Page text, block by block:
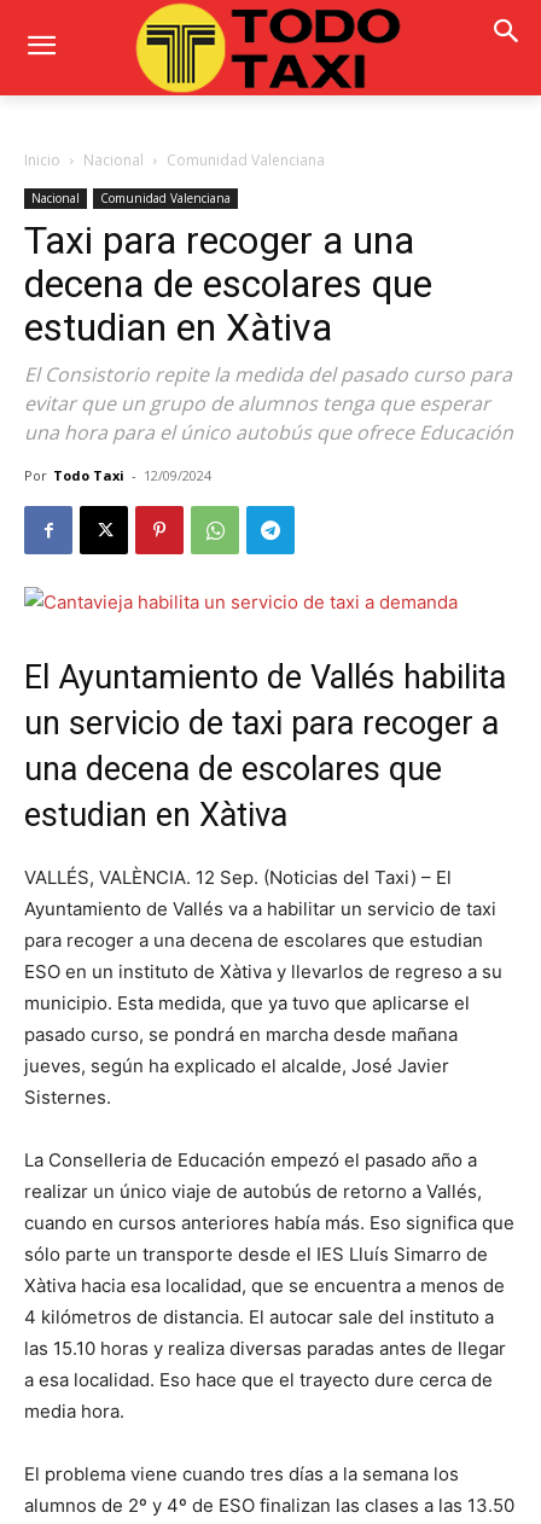
Inicio Nacional Comunidad Valenciana
Nacional Comunidad Valenciana
Taxi para recoger a una
decena de escolares que
estudian en Xàtiva
El Consistorio repite la medida del pasado curso para
evitar que un grupo de alumnos tenga que esperar
una hora para el único autobús que ofrece Educación
Por Todo Taxi - 12/09/2024
El Ayuntamiento de Vallés habilita
un servicio de taxi para recoger a
una decena de escolares que
estudian en Xàtiva
VALLÉS, VALÈNCIA. 12 Sep. (Noticias del Taxi) – El
Ayuntamiento de Vallés va a habilitar un servicio de taxi
para recoger a una decena de escolares que estudian
ESO en un instituto de Xàtiva y llevarlos de regreso a su
municipio. Esta medida, que ya tuvo que aplicarse el
pasado curso, se pondrá en marcha desde mañana
jueves, según ha explicado el alcalde, José Javier
Sisternes.
La Conselleria de Educación empezó el pasado año a
realizar un único viaje de autobús de retorno a Vallés,
cuando en cursos anteriores había más. Eso significa que
sólo parte un transporte desde el IES Lluís Simarro de
Xàtiva hacia esa localidad, que se encuentra a menos de
4 kilómetros de distancia. El autocar sale del instituto a
las 15.10 horas y realiza diversas paradas antes de llegar
a esa localidad. Eso hace que el trayecto dure cerca de
media hora.
El problema viene cuando tres días a la semana los
alumnos de 2º y 4º de ESO finalizan las clases a las 13.50